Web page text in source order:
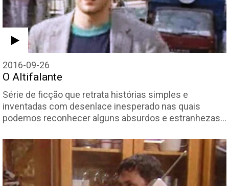
2016-09-26
O Altifalante
Série de ficção que retrata histórias simples e
inventadas com desenlace inesperado nas quais
podemos reconhecer alguns absurdos e estranhezas…